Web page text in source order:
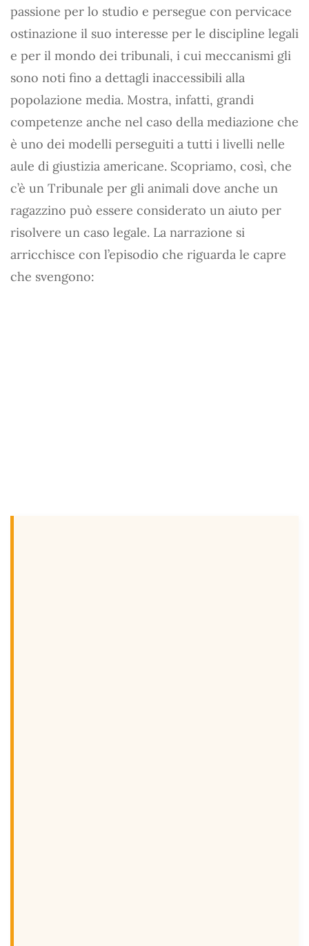
passione per lo studio e persegue con pervicace
ostinazione il suo interesse per le discipline legali
e per il mondo dei tribunali, i cui meccanismi gli
sono noti fino a dettagli inaccessibili alla
popolazione media. Mostra, infatti, grandi
competenze anche nel caso della mediazione che
è uno dei modelli perseguiti a tutti i livelli nelle
aule di giustizia americane. Scopriamo, così, che
c’è un Tribunale per gli animali dove anche un
ragazzino può essere considerato un aiuto per
risolvere un caso legale. La narrazione si
arricchisce con l’episodio che riguarda le capre
che svengono: